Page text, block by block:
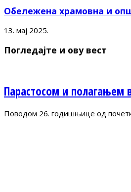
Обележена храмовна и
13. мај 2025.
Погледајте и ову вест
Парастосом и полагањем
Поводом 26. годишњице од